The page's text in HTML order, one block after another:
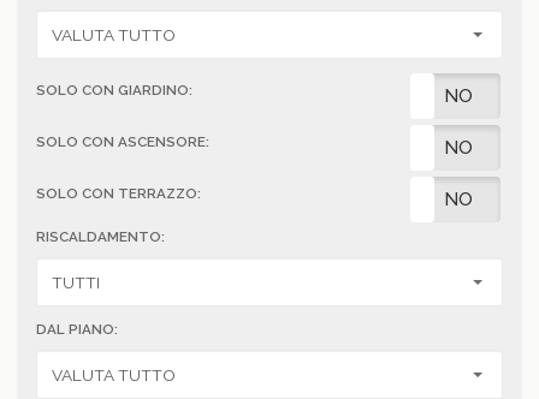
SOLO CON GIARDINO: NO
SOLO CON ASCENSORE: NO
SOLO CON TERRAZZO: NO
RISCALDAMENTO:
DAL PIANO: